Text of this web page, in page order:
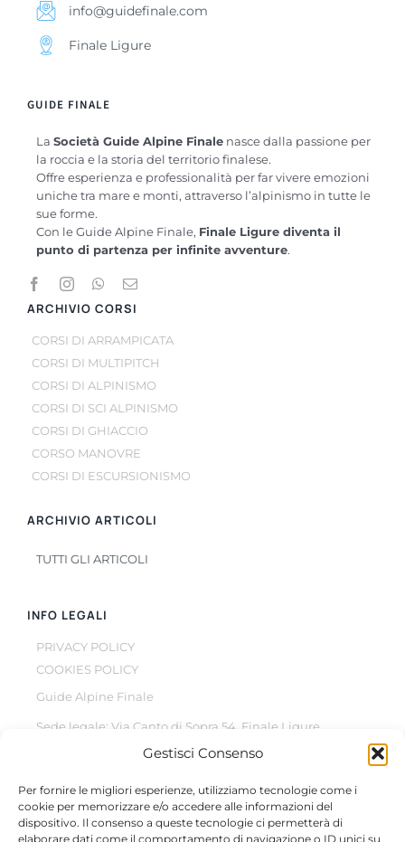
Gestisci Consenso
Per fornire le migliori esperienze, utilizziamo tecnologie come i
cookie per memorizzare e/o accedere alle informazioni del
dispositivo. Il consenso a queste tecnologie ci permetterà di
elaborare dati come il comportamento di navigazione o ID unici su
info@guidefinale.com
Finale Ligure
GUIDE FINALE
La Società Guide Alpine Finalenasce dalla passione per
la roccia e la storia del territorio finalese.
Offre esperienza e professionalità per far vivere emozioni
uniche tra mare e monti, attraverso l’alpinismo in tutte le
sue forme.
Con le Guide Alpine Finale, Finale Ligure diventa il
punto di partenza per infinite avventure.
ARCHIVIO CORSI
CORSI DI ARRAMPICATA
CORSI DI MULTIPITCH
CORSI DI ALPINISMO
CORSI DI SCI ALPINISMO
CORSI DI GHIACCIO
CORSO MANOVRE
CORSI DI ESCURSIONISMO
ARCHIVIO ARTICOLI
TUTTI GLI ARTICOLI
INFO LEGALI
PRIVACY POLICY
COOKIES POLICY
Guide Alpine Finale
Sede legale: Via Canto di Sopra 54, Finale Ligure
All Rights Reserved